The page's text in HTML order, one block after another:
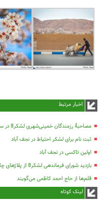
اخبار مرتبط
مصاحبۀ رزمندگان خمینی‌شهری لشکر8 در سال63+فیلم
ثبت نام برای لشکر احتیاط در نجف آباد
اولین تاکسی در نجف آباد
بازدید شورای فرماندهی لشکر8 از پلاژهای چادگان در سال79+فیلم
قلم‌ها از حاج احمد کاظمی می‌گویند
لینک کوتاه